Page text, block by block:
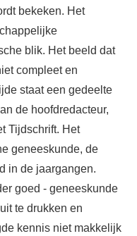
bekeken. Het
blik. Het beeld dat
compleet en
staat een gedeelte
de hoofdredacteur,
Tijdschrift. Het
geneeskunde, de
in de jaargangen.
goed - geneeskunde
te drukken en
kennis niet makkelijk